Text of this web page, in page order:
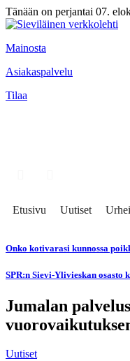
Tänään on perjantai 07.
Mainosta
Asiakaspalvelu
Tilaa
Etusivu Uutiset
Onko kotivarasi kunnossa
SPR:n Sievi-Ylivieskan osasto
Jumalan
Uutiset